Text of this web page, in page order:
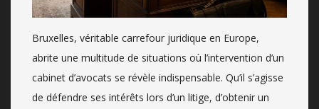
Bruxelles, véritable carrefour juridique en Europe,
abrite une multitude de situations où l’intervention d’un
cabinet d’avocats se révèle indispensable. Qu’il s’agisse
de défendre ses intérêts lors d’un litige, d’obtenir un